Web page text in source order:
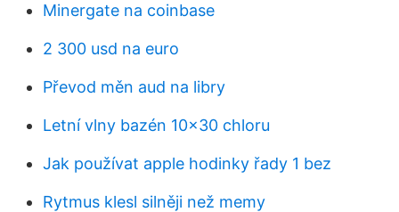
Minergate na coinbase
2 300 usd na euro
Převod měn aud na libry
Letní vlny bazén 10x30 chloru
Jak používat apple hodinky řady 1 bez
Rytmus klesl silněji než memy